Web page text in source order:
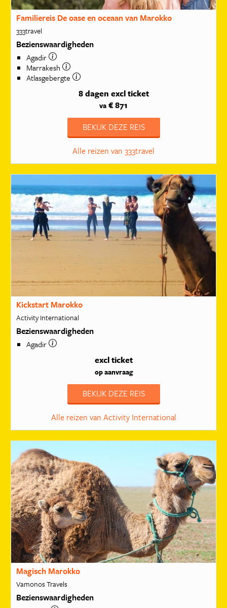
Familiereis De oase en oceaan van Marokko
333travel
Bezienswaardigheden
Agadir
Marrakesh
Atlasgebergte
8 dagen excl ticket
va € 871
BEKIJK DEZE REIS
Alle reizen van 333travel
Kickstart Marokko
Activity International
Bezienswaardigheden
Agadir
excl ticket
op aanvraag
BEKIJK DEZE REIS
Alle reizen van Activity International
Magisch Marokko
Vamonos Travels
Bezienswaardigheden